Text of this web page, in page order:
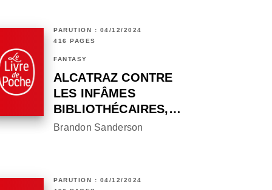
PARUTION : 04/12/2024
416 PAGES
FANTASY
ALCATRAZ CONTRE
LES INFÂMES
BIBLIOTHÉCAIRES,…
Brandon Sanderson
PARUTION : 04/12/2024